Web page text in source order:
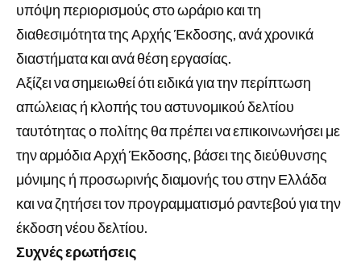
υπόψη περιορισμούς στο ωράριο και τη
διαθεσιμότητα της Αρχής Έκδοσης, ανά χρονικά
διαστήματα και ανά θέση εργασίας.
Αξίζει να σημειωθεί ότι ειδικά για την περίπτωση
απώλειας ή κλοπής του αστυνομικού δελτίου
ταυτότητας ο πολίτης θα πρέπει να επικοινωνήσει με
την αρμόδια Αρχή Έκδοσης, βάσει της διεύθυνσης
μόνιμης ή προσωρινής διαμονής του στην Ελλάδα
και να ζητήσει τον προγραμματισμό ραντεβού για την
έκδοση νέου δελτίου.
Συχνές ερωτήσεις